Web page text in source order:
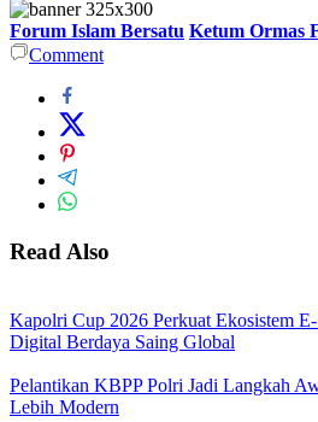
Forum Islam Bersatu Ketum Ormas
Comment
Read Also
Kapolri Cup 2026 Perkuat Ekosistem
Digital Berdaya Saing Global
Pelantikan KBPP Polri Jadi Langkah
Lebih Modern